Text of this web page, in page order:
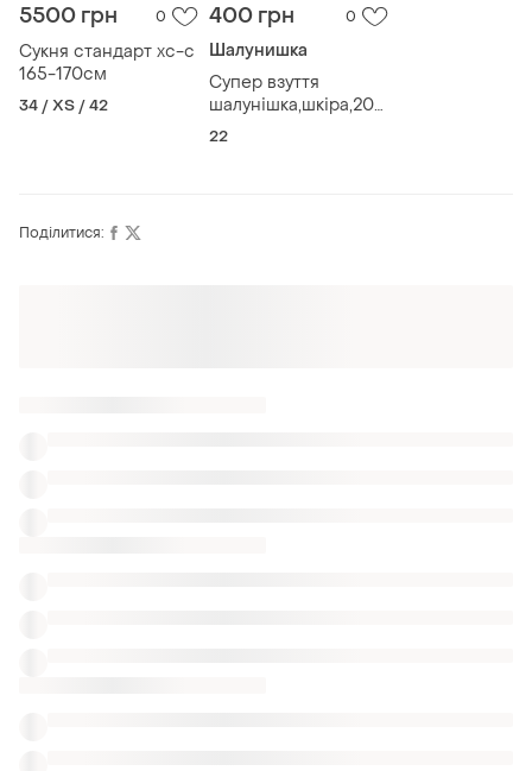
5500 грн 0
Сукня стандарт хс-с
165-170см
34 / XS / 42
400 грн 0
Шалунишка
Супер взуття
шалунішка,шкіра,20
р)
22
Поділитися: